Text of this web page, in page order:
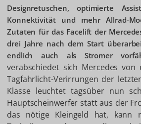
Designretuschen, optimierte
Konnektivität und mehr Allrad-
Zutaten für das Facelift der
drei Jahre nach dem Start
endlich auch als Stromer
verabschiedet sich Mercedes von
Tagfahrlicht-Verirrungen der
Klasse leuchtet tagsüber nun
Hauptscheinwerfer statt aus der
das nötige Kleingeld hat, kann